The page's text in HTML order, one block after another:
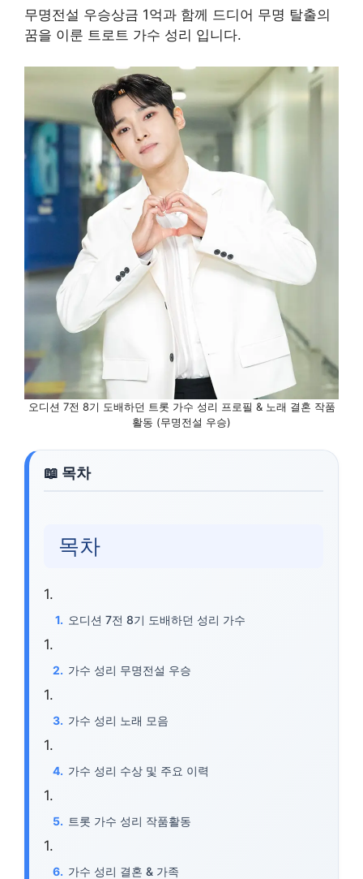
무명전설 우승상금 1억과 함께 드디어 무명 탈출의
꿈을 이룬 트로트 가수 성리 입니다.
오디션 7전 8기 도배하던 트롯 가수 성리 프로필 & 노래 결혼 작품
활동 (무명전설 우승)
목차
오디션 7전 8기 도배하던 성리 가수
가수 성리 무명전설 우승
가수 성리 노래 모음
가수 성리 수상 및 주요 이력
트롯 가수 성리 작품활동
가수 성리 결혼 & 가족